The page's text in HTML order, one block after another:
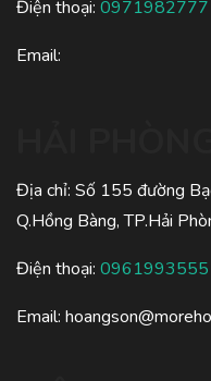
Điện thoại: 0971982777
Email:
Địa chỉ: Số 155 đường
Q.Hồng Bàng, TP.Hải
Điện thoại: 0961993555
Email: